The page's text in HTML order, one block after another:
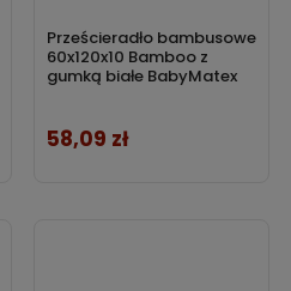
Prześcieradło bambusowe
60x120x10 Bamboo z
gumką białe BabyMatex
Cena
58,09 zł